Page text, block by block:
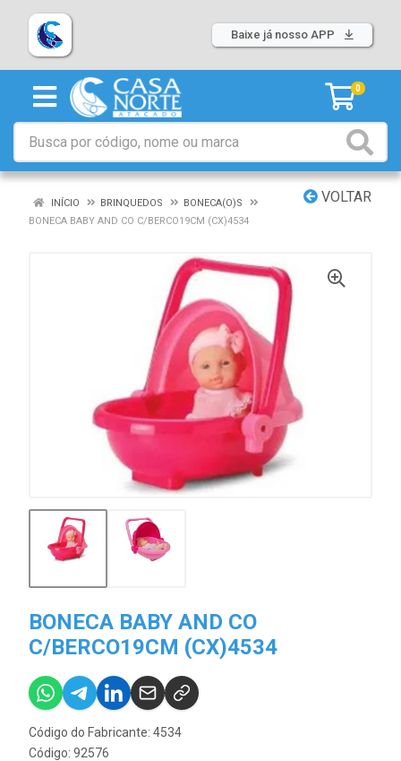
Baixe já nosso APP
0
VOLTAR
INÍCIO BRINQUEDOS
BONECA(O)S
BONECA BABY AND CO C/BERCO19CM (CX)4534
BONECA BABY AND CO
C/BERCO19CM (CX)4534
Código do Fabricante: 4534
Código: 92576